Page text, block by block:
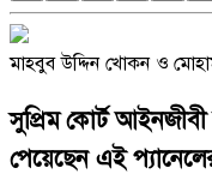
মাহবুব উদ্দিন খোকন ও
সুপ্রিম কোর্ট
পেয়েছেন এই